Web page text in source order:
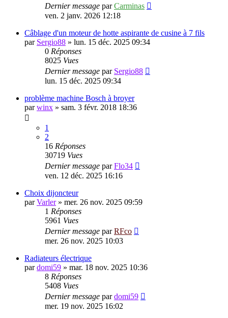
Dernier message parCarminas
ven. 2 janv. 2026 12:18
Câblage d'un moteur de hotte aspirante de cusine à 7 fils
par Sergio88 » lun. 15 déc. 2025 09:34
0 Réponses
8025 Vues
Dernier message par Sergio88
lun. 15 déc. 2025 09:34
problème machine Bosch à broyer
parwinx » sam. 3 févr. 2018 18:36
1
2
16 Réponses
30719 Vues
Dernier message parFlo34
ven. 12 déc. 2025 16:16
Choix dijoncteur
parVarler» mer. 26 nov. 2025 09:59
1 Réponses
5961 Vues
Dernier message parRFco
mer. 26 nov. 2025 10:03
Radiateurs électrique
pardomi59 » mar. 18 nov. 2025 10:36
8 Réponses
5408 Vues
Dernier message pardomi59
mer. 19 nov. 2025 16:02